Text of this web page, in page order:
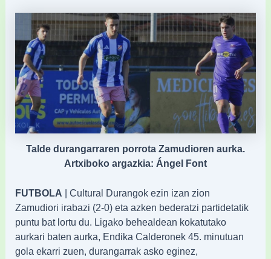
Talde durangarraren porrota Zamudioren aurka.
Artxiboko argazkia: Ángel Font
FUTBOLA | Cultural Durangok ezin izan zion
Zamudiori irabazi (2-0) eta azken bederatzi partidetatik
puntu bat lortu du. Ligako behealdean kokatutako
aurkari baten aurka, Endika Calderonek 45. minutuan
gola ekarri zuen, durangarrak asko eginez,